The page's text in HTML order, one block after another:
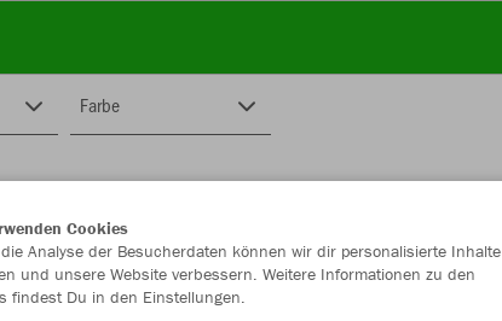
Farbe
Cookies
Analyse der Besucherdaten können wir dir personalisierte Inhalte
und unsere Website verbessern. Weitere Informationen zu den
findest Du in den Einstellungen.